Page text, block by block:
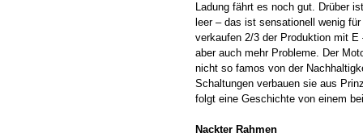
Ladung fährt es noch gut. Drüber
leer – das ist sensationell wenig
verkaufen 2/3 der Produktion mit
aber auch mehr Probleme. Der
nicht so famos von der
Schaltungen verbauen sie aus
folgt eine Geschichte von einem
Nackter Rahmen